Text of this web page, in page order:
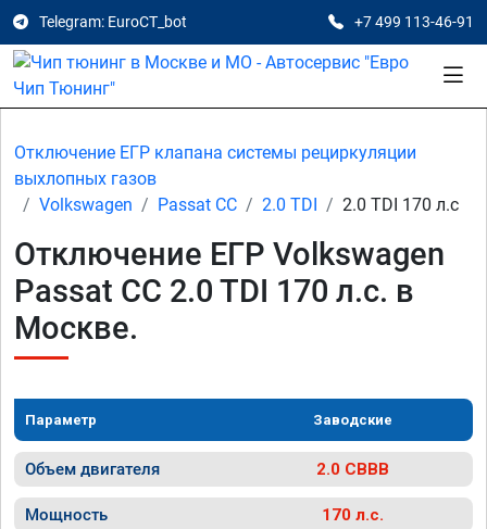
Telegram: EuroCT_bot +7 499 113-46-91
Отключение ЕГР клапана системы рециркуляции
выхлопных газов
Volkswagen
Passat CC 2.0 TDI 2.0 TDI 170 л.с
Отключение ЕГР Volkswagen
Passat CC 2.0 TDI 170 л.с. в
Москве.
Параметр Заводские
Объем двигателя 2.0 CBBB
Мощность 170 л.с.